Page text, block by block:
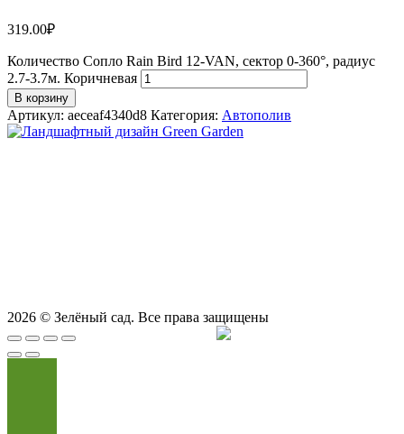
319.00₽
Количество Сопло Rain Bird 12-VAN, сектор 0-360°, радиус
2.7-3.7м. Коричневая
В корзину
Артикул: aeceaf4340d8 Категория: Автополив
2026 © Зелёный сад. Все права защищены